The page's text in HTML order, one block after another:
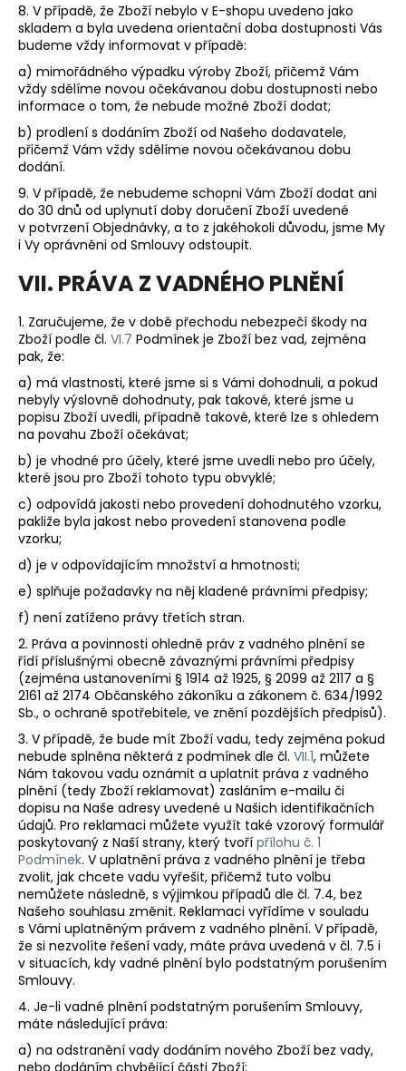
8. V případě, že Zboží nebylo v E-shopu uvedeno jako
skladem a byla uvedena orientační doba dostupnosti Vás
budeme vždy informovat v případě:
a) mimořádného výpadku výroby Zboží, přičemž Vám
vždy sdělíme novou očekávanou dobu dostupnosti nebo
informace o tom, že nebude možné Zboží dodat;
b) prodlení s dodáním Zboží od Našeho dodavatele,
přičemž Vám vždy sdělíme novou očekávanou dobu
dodání.
9. V případě, že nebudeme schopni Vám Zboží dodat ani
do 30 dnů od uplynutí doby doručení Zboží uvedené
v potvrzení Objednávky, a to z jakéhokoli důvodu, jsme My
i Vy oprávněni od Smlouvy odstoupit.
VII. PRÁVA Z VADNÉHO PLNĚNÍ
1. Zaručujeme, že v době přechodu nebezpečí škody na
Zboží podle čl. VI.7 Podmínek je Zboží bez vad, zejména
pak, že:
a) má vlastnosti, které jsme si s Vámi dohodnuli, a pokud
nebyly výslovně dohodnuty, pak takové, které jsme u
popisu Zboží uvedli, případně takové, které lze s ohledem
na povahu Zboží očekávat;
b) je vhodné pro účely, které jsme uvedli nebo pro účely,
které jsou pro Zboží tohoto typu obvyklé;
c) odpovídá jakosti nebo provedení dohodnutého vzorku,
pakliže byla jakost nebo provedení stanovena podle
vzorku;
d) je v odpovídajícím množství a hmotnosti;
e) splňuje požadavky na něj kladené právními předpisy;
f) není zatíženo právy třetích stran.
2. Práva a povinnosti ohledně práv z vadného plnění se
řídí příslušnými obecně závaznými právními předpisy
(zejména ustanoveními § 1914 až 1925, § 2099 až 2117 a §
2161 až 2174 Občanského zákoníku a zákonem č. 634/1992
Sb., o ochraně spotřebitele, ve znění pozdějších předpisů).
3. V případě, že bude mít Zboží vadu, tedy zejména pokud
nebude splněna některá z podmínek dle čl. VII.1, můžete
Nám takovou vadu oznámit a uplatnit práva z vadného
plnění (tedy Zboží reklamovat) zasláním e-mailu či
dopisu na Naše adresy uvedené u Našich identifikačních
údajů. Pro reklamaci můžete využít také vzorový formulář
poskytovaný z Naší strany, který tvoří přílohu č. 1
Podmínek. V uplatnění práva z vadného plnění je třeba
zvolit, jak chcete vadu vyřešit, přičemž tuto volbu
nemůžete následně, s výjimkou případů dle čl. 7.4, bez
Našeho souhlasu změnit. Reklamaci vyřídíme v souladu
s Vámi uplatněným právem z vadného plnění. V případě,
že si nezvolíte řešení vady, máte práva uvedená v čl. 7.5 i
v situacích, kdy vadné plnění bylo podstatným porušením
Smlouvy.
4. Je-li vadné plnění podstatným porušením Smlouvy,
máte následující práva:
a) na odstranění vady dodáním nového Zboží bez vady,